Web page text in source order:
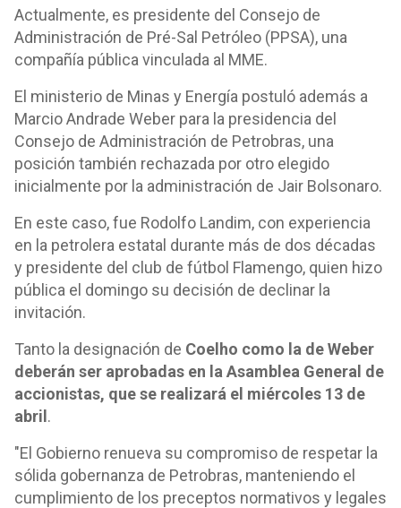
Actualmente, es presidente del Consejo de
Administración de Pré-Sal Petróleo (PPSA), una
compañía pública vinculada al MME.
El ministerio de Minas y Energía postuló además a
Marcio Andrade Weber para la presidencia del
Consejo de Administración de Petrobras, una
posición también rechazada por otro elegido
inicialmente por la administración de Jair Bolsonaro.
En este caso, fue Rodolfo Landim, con experiencia
en la petrolera estatal durante más de dos décadas
y presidente del club de fútbol Flamengo, quien hizo
pública el domingo su decisión de declinar la
invitación.
Tanto la designación de Coelho como la de Weber
deberán ser aprobadas en la Asamblea General de
accionistas, que se realizará el miércoles 13 de
abril .
"El Gobierno renueva su compromiso de respetar la
sólida gobernanza de Petrobras, manteniendo el
cumplimiento de los preceptos normativos y legales